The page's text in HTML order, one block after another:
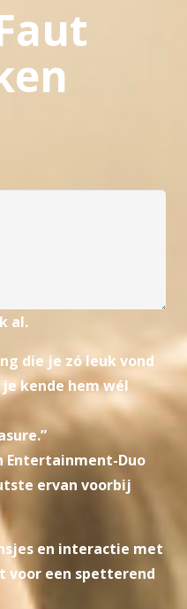
al.
die je zó leuk vond
kende hem wél
Entertainment-Duo
ervan voorbij
en interactie met
voor een spetterend